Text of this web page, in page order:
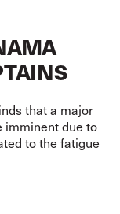
that a major
imminent due to
to the fatigue